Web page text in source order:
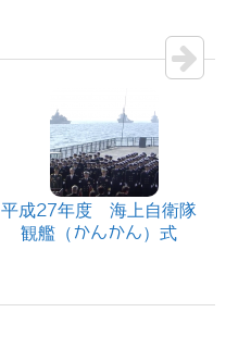
平成27年度 海上自衛隊
観艦（かんかん）式